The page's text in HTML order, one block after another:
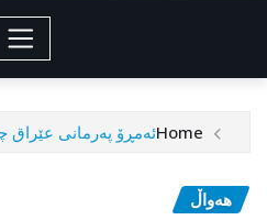
Homeئەمڕۆ پەرمانی عێراق
هەواڵ